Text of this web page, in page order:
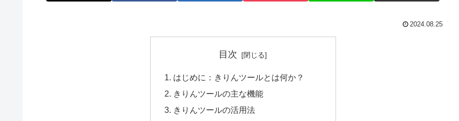
2024.08.25
目次
はじめに：きりんツールとは何か？
きりんツールの主な機能
きりんツールの活用法